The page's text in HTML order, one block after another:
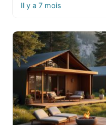
Il y a 7 mois